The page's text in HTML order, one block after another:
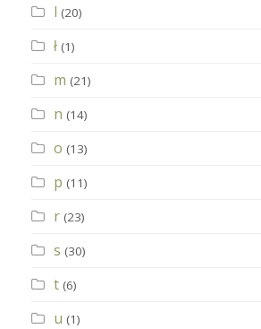
l (20)
ł (1)
m (21)
n (14)
o (13)
p (11)
r (23)
s (30)
t (6)
u (1)